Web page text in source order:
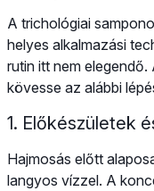
A trichológiai
helyes alkalmazási
rutin itt nem
kövesse az alábbi
1. Előkészületek
Hajmosás előtt
langyos vízzel. A